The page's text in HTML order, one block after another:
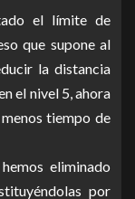
el límite de
que supone al
la distancia
el nivel 5, ahora
tiempo de
eliminado
por